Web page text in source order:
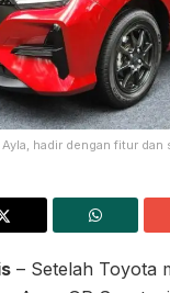
hadir dengan fitur
– Setelah Toyota